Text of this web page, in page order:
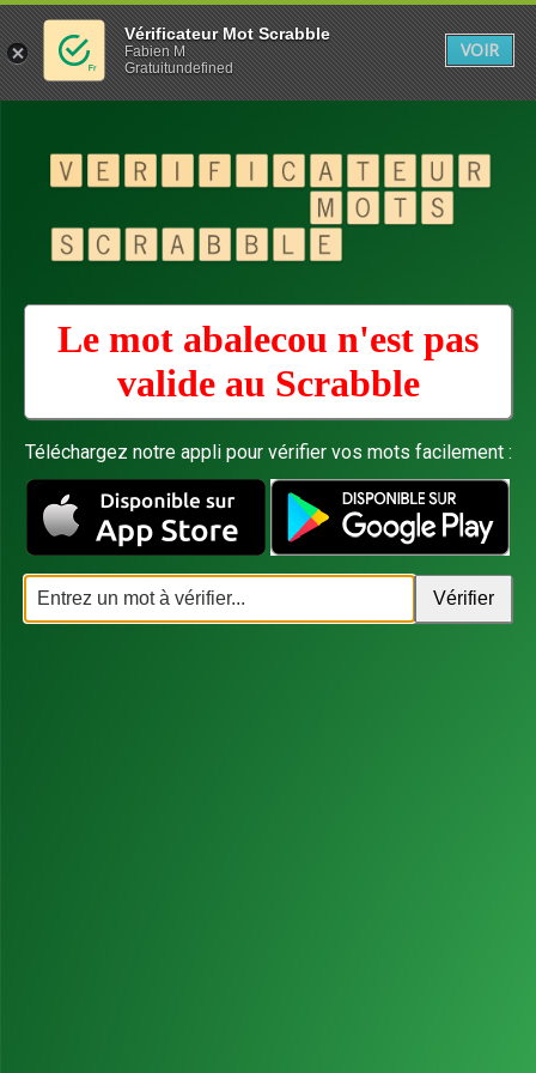
Le mot abalecou n'est pas
valide au Scrabble
Téléchargez notre appli pour vérifier vos mots facilement :
Vérificateur Mot Scrabble
Fabien M
Gratuitundefined
VOIR